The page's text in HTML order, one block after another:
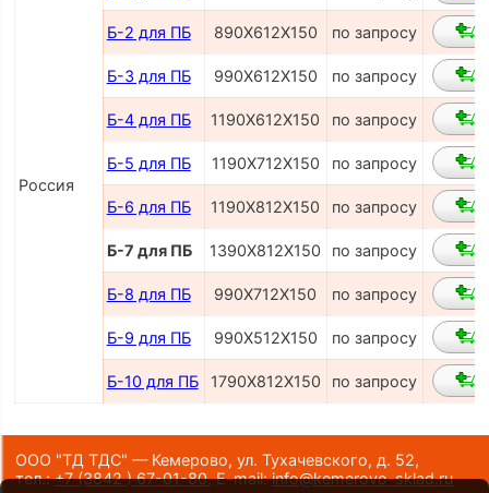
Россия
Б-2 для ПБ 890Х612Х150 по запросу
Б-3 для ПБ 990Х612Х150 по запросу
Б-4 для ПБ 1190Х612Х150 по запросу
Б-5 для ПБ 1190Х712Х150 по запросу
Б-6 для ПБ 1190Х812Х150 по запросу
Б-7 для ПБ 1390Х812Х150 по запросу
Б-8 для ПБ 990Х712Х150 по запросу
Б-9 для ПБ 990Х512Х150 по запросу
Б-10 для ПБ 1790Х812Х150 по запросу
ООО "ТД ТДС" — Кемерово, ул. Тухачевского, д. 52,
тел.:+7 (3842 ) 67-01-80,E-mail:info@kemerovo-sklad.ru